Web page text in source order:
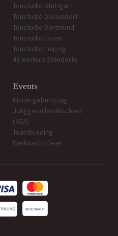
Tonstudio Stuttgart
Tonstudio Düsseldorf
Tonstudio Dortmund
Tonstudio Essen
Tonstudio Leipzig
43 weitere Standorte
Events
Kindergeburtstag
Junggesellenabschied
(JGA)
Teambuilding
Weihnachtsfeier